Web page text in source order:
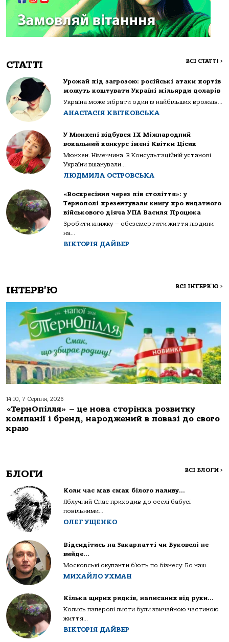
СТАТТІ ВСІ СТАТТІ >
Урожай під загрозою: російські атаки портів
можуть коштувати Україні мільярди доларів
Україна може зібрати один із найбільших врожаїв...
АНАСТАСІЯ КВІТКОВСЬКА
У Мюнхені відбувся IX Міжнародний
вокальний конкурс імені Квітки Цісик
Мюнхен. Німеччина. В Консультаційній установі
України вшанували...
ЛЮДМИЛА ОСТРОВСЬКА
«Воскресіння через пів століття»: у
Тернополі презентували книгу про видатного
військового діяча УПА Василя Процюка
Зробити книжку — обезсмертити життя людини
на...
ВІКТОРІЯ ДАЙВЕР
ІНТЕРВ'Ю ВСІ ІНТЕРВ'Ю >
14:10, 7 Серпня, 2026
«ТернОпілля» – це нова сторінка розвитку
компанії і бренд, народжений в повазі до свого
краю
БЛОГИ ВСІ БЛОГИ >
Коли час мав смак білого наливу…
Яблучний Спас приходив до оселі бабусі
повільними...
ОЛЕГ УЩЕНКО
Відсидітись на Закарпатті чи Буковелі не
вийде…
Московські окупанти б’ють по бізнесу. Бо наш...
МИХАЙЛО УХМАН
Кілька щирих рядків, написаних від руки…
Колись паперові листи були звичайною частиною
життя...
ВІКТОРІЯ ДАЙВЕР